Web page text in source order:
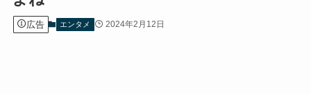
広告 エンタメ 2024年2月12日